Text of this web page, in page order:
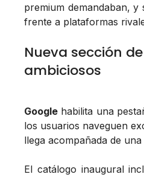
premium demandaban,
frente a plataformas
Nueva sección
ambiciosos
Google habilita una
los usuarios naveguen
llega acompañada de
El catálogo inaugural